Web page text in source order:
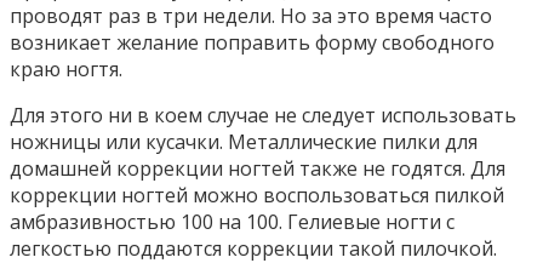
проводят раз в три недели. Но за это время часто
возникает желание поправить форму свободного
краю ногтя.
Для этого ни в коем случае не следует использовать
ножницы или кусачки. Металлические пилки для
домашней коррекции ногтей также не годятся. Для
коррекции ногтей можно воспользоваться пилкой
амбразивностью 100 на 100. Гелиевые ногти с
легкостью поддаются коррекции такой пилочкой.